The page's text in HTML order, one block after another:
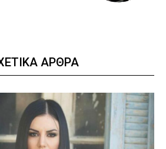
ΑΡΘΡΑ